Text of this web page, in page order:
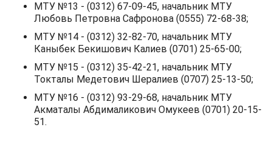
МТУ №13 - (0312) 67-09-45, начальник МТУ
Любовь Петровна Сафронова (0555) 72-68-38;
МТУ №14 - (0312) 32-82-70, начальник МТУ
Каныбек Бекишович Калиев (0701) 25-65-00;
МТУ №15 - (0312) 35-42-21, начальник МТУ
Токталы Медетович Шералиев (0707) 25-13-50;
МТУ №16 - (0312) 93-29-68, начальник МТУ
Акматалы Абдималикович Омукеев (0701) 20-15-
51.